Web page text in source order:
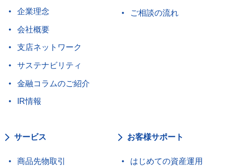
企業理念
会社概要
支店ネットワーク
サステナビリティ
金融コラムのご紹介
IR情報
ご相談の流れ
サービス
商品先物取引
お客様サポート
はじめての資産運用